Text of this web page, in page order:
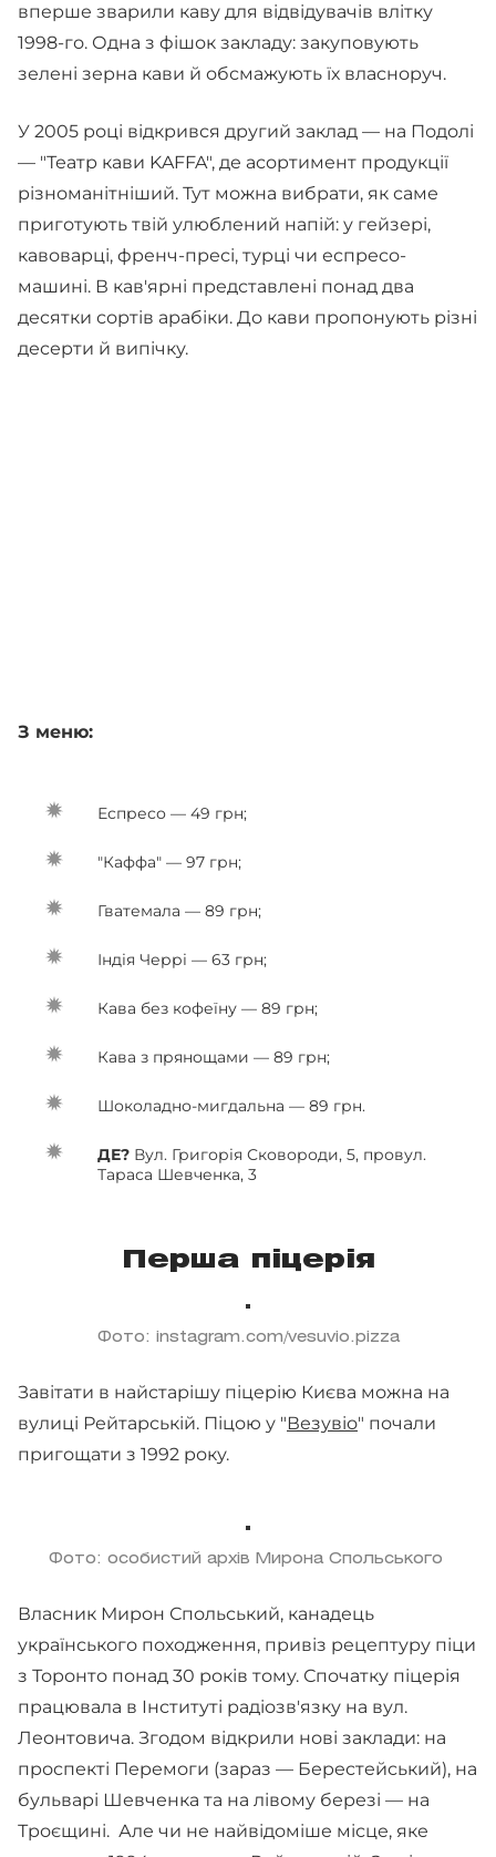
вперше зварили каву для відвідувачів влітку
1998-го. Одна з фішок закладу: закуповують
зелені зерна кави й обсмажують їх власноруч.
У 2005 році відкрився другий заклад — на Подолі
— "Театр кави KAFFA", де асортимент продукції
різноманітніший. Тут можна вибрати, як саме
приготують твій улюблений напій: у гейзері,
кавоварці, френч-пресі, турці чи еспресо-
машині. В кав'ярні представлені понад два
десятки сортів арабіки. До кави пропонують різні
десерти й випічку.
З меню:
Еспресо — 49 грн;
"Каффа" — 97 грн;
Гватемала — 89 грн;
Індія Черрі — 63 грн;
Кава без кофеїну — 89 грн;
Кава з прянощами — 89 грн;
Шоколадно-мигдальна — 89 грн.
ДЕ? Вул. Григорія Сковороди, 5, провул.
Тараса Шевченка, 3
Перша піцерія
Фото: instagram.com/vesuvio.pizza
Завітати в найстарішу піцерію Києва можна на
вулиці Рейтарській. Піцою у "Везувіо" почали
пригощати з 1992 року.
Фото: особистий архів Мирона Спольського
Власник Мирон Спольський, канадець
українського походження, привіз рецептуру піци
з Торонто понад 30 років тому. Спочатку піцерія
працювала в Інституті радіозв'язку на вул.
Леонтовича. Згодом відкрили нові заклади: на
проспекті Перемоги (зараз — Берестейський), на
бульварі Шевченка та на лівому березі — на
Троєщині. Але чи не найвідоміше місце, яке